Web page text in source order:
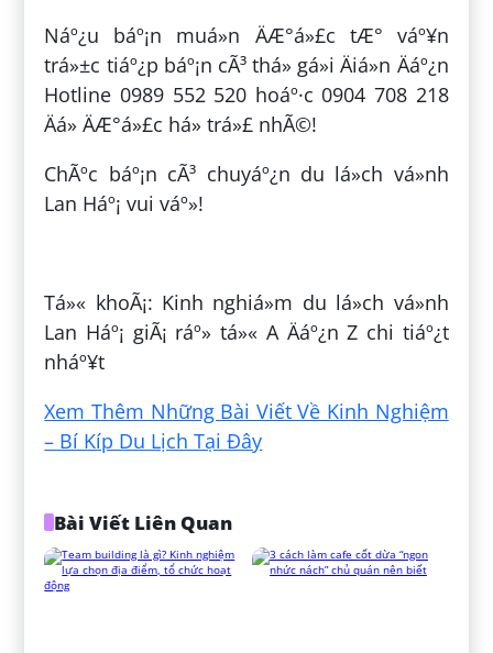
Náº¿u báº¡n muá»n ÄÆ°á»£c tÆ° váº¥n
trá»±c tiáº¿p báº¡n cÃ³ thá» gá»i Äiá»n Äáº¿n
Hotline 0989 552 520 hoáº·c 0904 708 218
Äá» ÄÆ°á»£c há» trá»£ nhÃ©!
ChÃºc báº¡n cÃ³ chuyáº¿n du lá»ch vá»nh
Lan Háº¡ vui váº»!
Tá»« khoÃ¡: Kinh nghiá»m du lá»ch vá»nh
Lan Háº¡ giÃ¡ ráº» tá»« A Äáº¿n Z chi tiáº¿t
nháº¥t
Xem Thêm Những Bài Viết Về Kinh Nghiệm
– Bí Kíp Du Lịch Tại Đây
Bài Viết Liên Quan